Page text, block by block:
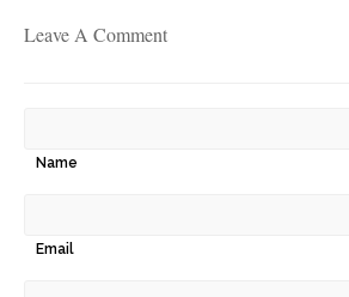
Leave A Comment
Name
Email